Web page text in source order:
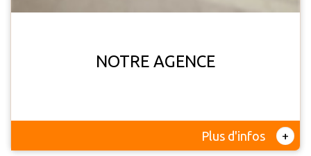
NOTRE AGENCE
Plus d'infos +